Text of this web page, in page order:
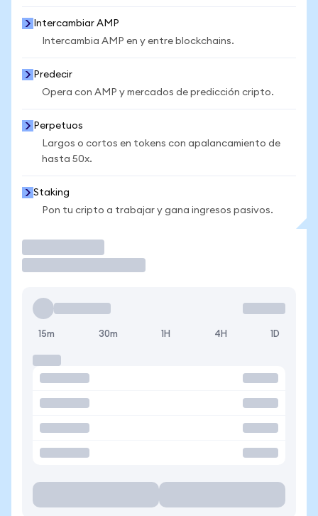
Intercambiar AMP
Intercambia AMP en y entre blockchains.
Predecir
Opera con AMP y mercados de predicción cripto.
Perpetuos
Largos o cortos en tokens con apalancamiento de
hasta 50x.
Staking
Pon tu cripto a trabajar y gana ingresos pasivos.
15m 30m 1H 4H 1D